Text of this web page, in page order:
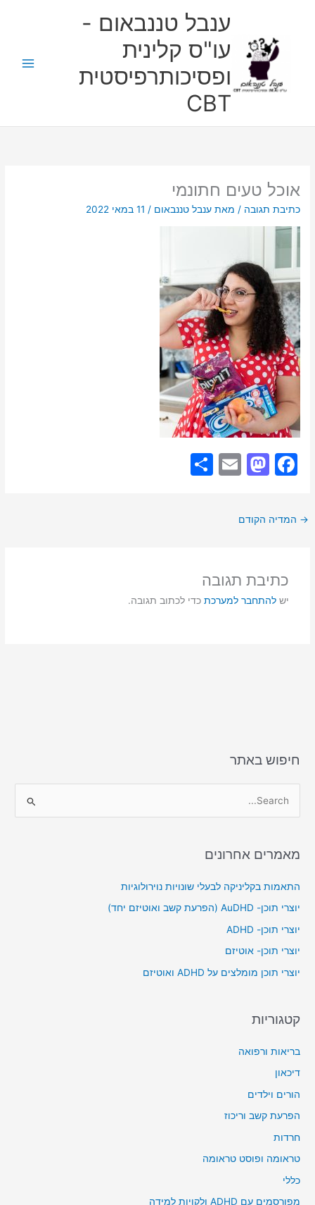
ענבל טננבאום -
עו"ס קלינית
ופסיכותרפיסטית
CBT
אוכל טעים חתונמי
כתיבת תגובה / מאתענבל טננבאום/ 11 במאי 2022
F
e
o
o
M
o
o
n
E
→ המדיה הקודם
כתיבת תגובה
יש להתחבר למערכתכדי לכתוב תגובה.
חיפוש באתר
r
o
r
:
מאמרים אחרונים
התאמות בקליניקה לבעלי שונויות נוירולוגיות
יוצרי תוכן- AuDHD (הפרעת קשב ואוטיזם יחד)
יוצרי תוכן- ADHD
יוצרי תוכן- אוטיזם
יוצרי תוכן מומלצים על ADHD ואוטיזם
קטגוריות
בריאות ורפואה
דיכאון
הורים וילדים
הפרעת קשב וריכוז
חרדות
טראומה ופוסט טראומה
כללי
מפורסמים עם ADHD ולקויות למידה